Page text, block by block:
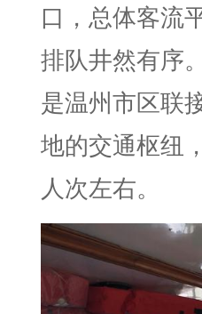
口，总体客流
排队井然有序
是温州市区联
地的交通枢纽
人次左右。